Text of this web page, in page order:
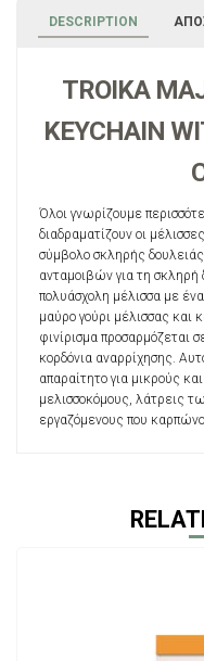
DESCRIPTION
TROIKA
KEYCHAIN
Όλοι γνωρίζουμε
διαδραματίζουν οι
σύμβολο σκληρής
ανταμοιβών για τη σκληρή
πολυάσχολη μέλισσα με
μαύρο γούρι μέλισσας και
φινίρισμα προσαρμόζεται
κορδόνια αναρρίχησης.
απαραίτητο για μικρούς
μελισσοκόμους, λάτρεις
εργαζόμενους που